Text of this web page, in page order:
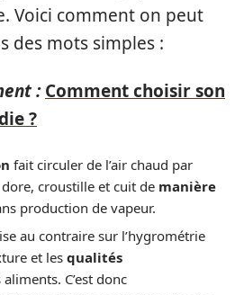
Voici comment on peut
des mots simples :
: Comment choisir son
?
fait circuler de l’air chaud par
croustille et cuit de manière
production de vapeur.
au contraire sur l’hygrométrie
et les qualités
aliments. C’est donc